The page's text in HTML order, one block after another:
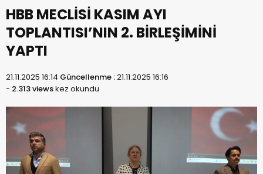
HBB MECLİSİ KASIM AYI
TOPLANTISI’NIN 2. BİRLEŞİMİNİ
YAPTI
21.11.2025 16:14 Güncellenme :21.11.2025 16:16
- 2.313 viewskez okundu